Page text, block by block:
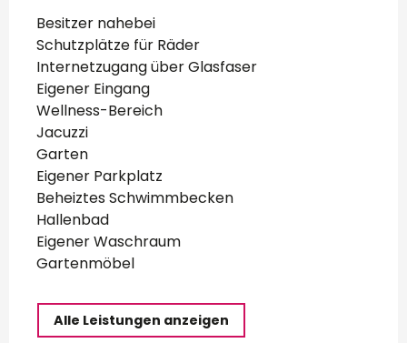
Besitzer nahebei
Schutzplätze für Räder
Internetzugang über Glasfaser
Eigener Eingang
Wellness-Bereich
Jacuzzi
Garten
Eigener Parkplatz
Beheiztes Schwimmbecken
Hallenbad
Eigener Waschraum
Gartenmöbel
Alle Leistungen anzeigen